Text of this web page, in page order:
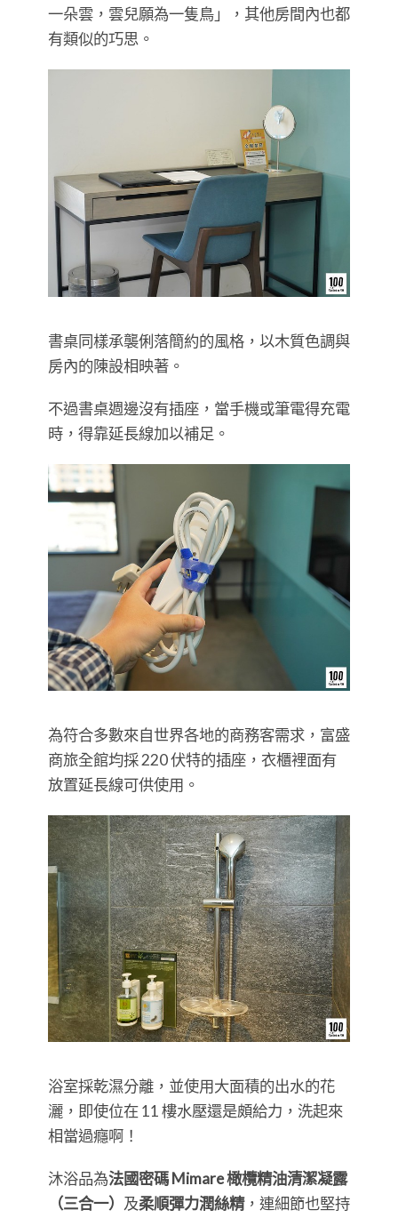
一朵雲，雲兒願為一隻鳥」，其他房間內也都
有類似的巧思。
書桌同樣承襲俐落簡約的風格，以木質色調與
房內的陳設相映著。
不過書桌週邊沒有插座，當手機或筆電得充電
時，得靠延長線加以補足。
為符合多數來自世界各地的商務客需求，富盛
商旅全館均採 220 伏特的插座，衣櫃裡面有
放置延長線可供使用。
浴室採乾濕分離，並使用大面積的出水的花
灑，即使位在 11 樓水壓還是頗給力，洗起來
相當過癮啊！
沐浴品為法國密碼 Mimare 橄欖精油清潔凝露
（三合一） 及柔順彈力潤絲精，連細節也堅持